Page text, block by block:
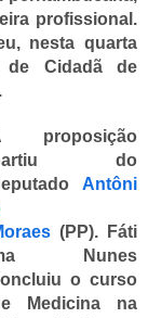
profissional.
nesta quarta
de Cidadã de
proposição
do
Antôni
(PP).
Fáti
Nunes
o curso
Medicina na